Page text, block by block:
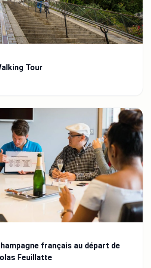
Tour
français au départ de
Feuillatte